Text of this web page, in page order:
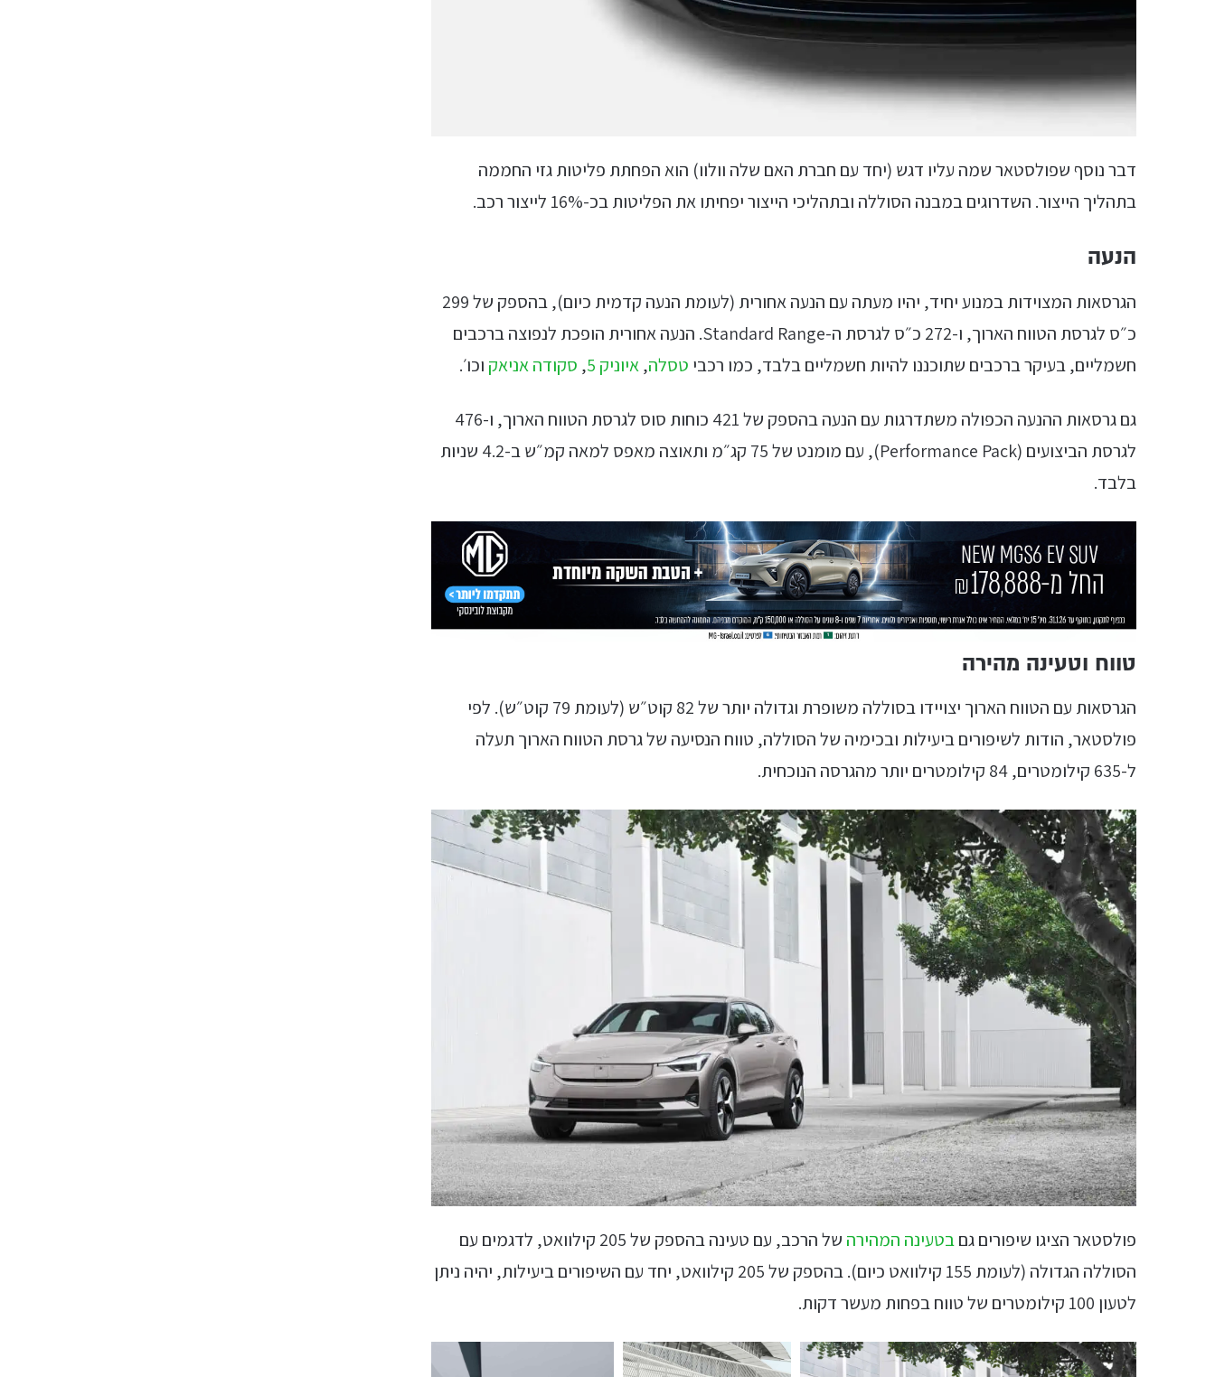
דבר נוסף שפולסטאר שמה עליו דגש (יחד עם חברת האם שלה וולוו) הוא הפחתת פליטות גזי החממה
בתהליך הייצור. השדרוגים במבנה הסוללה ובתהליכי הייצור יפחיתו את הפליטות בכ-16% לייצור רכב.
הנעה
הגרסאות המצוידות במנוע יחיד, יהיו מעתה עם הנעה אחורית (לעומת הנעה קדמית כיום), בהספק של 299
כ״ס לגרסת הטווח הארוך, ו-272 כ״ס לגרסת ה-Standard Range. הנעה אחורית הופכת לנפוצה ברכבים
חשמליים, בעיקר ברכבים שתוכננו להיות חשמליים בלבד, כמו רכבי טסלה,איוניק 5 , סקודה אניאק וכו׳.
גם גרסאות ההנעה הכפולה משתדרגות עם הנעה בהספק של 421 כוחות סוס לגרסת הטווח הארוך, ו-476
לגרסת הביצועים (Performance Pack), עם מומנט של 75 קג״מ ותאוצה מאפס למאה קמ״ש ב-4.2 שניות
בלבד.
טווח וטעינה מהירה
הגרסאות עם הטווח הארוך יצויידו בסוללה משופרת וגדולה יותר של 82 קוט״ש (לעומת 79 קוט״ש). לפי
פולסטאר, הודות לשיפורים ביעילות ובכימיה של הסוללה, טווח הנסיעה של גרסת הטווח הארוך תעלה
ל-635 קילומטרים, 84 קילומטרים יותר מהגרסה הנוכחית.
פולסטאר הציגו שיפורים גםבטעינה המהירה
של הרכב, עם טעינה בהספק של 205 קילוואט, לדגמים עם
הסוללה הגדולה (לעומת 155 קילוואט כיום). בהספק של 205 קילוואט, יחד עם השיפורים ביעילות, יהיה ניתן
לטעון 100 קילומטרים של טווח בפחות מעשר דקות.